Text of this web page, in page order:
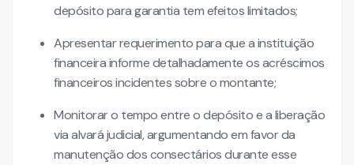
depósito para garantia tem efeitos limitados;
Apresentar requerimento para que a instituição
financeira informe detalhadamente os acréscimos
financeiros incidentes sobre o montante;
Monitorar o tempo entre o depósito e a liberação
via alvará judicial, argumentando em favor da
manutenção dos consectários durante esse